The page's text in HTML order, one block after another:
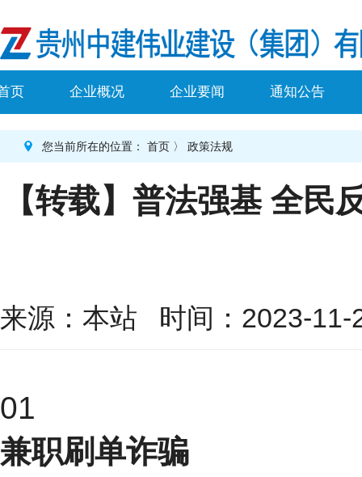
页 企业概况 企业要闻 通知公告
您当前所在的位置： 首页 〉 政策法规
【转载】普法强基 全民
来源：本站 时间：2023-
01
兼职刷单诈骗